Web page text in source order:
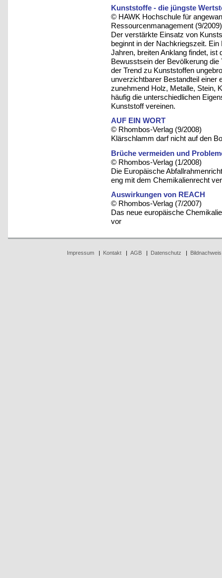
Kunststoffe - die jüngste
© HAWK Hochschule für
Ressourcenmanagement (9/2009)
Der verstärkte Einsatz von
beginnt in der Nachkriegszeit.
Jahren, breiten Anklang findet,
Bewusstsein der Bevölkerung
der Trend zu Kunststoffen
unverzichtbarer Bestandteil einer
zunehmend Holz, Metalle, Stein,
häufig die unterschiedlichen
Kunststoff vereinen.
AUF EIN WORT
© Rhombos-Verlag (9/2008)
Klärschlamm darf nicht auf den
Brüche vermeiden und
© Rhombos-Verlag (1/2008)
Die Europäische
eng mit dem Chemikalienrecht
Auswirkungen von REACH
© Rhombos-Verlag (7/2007)
Das neue europäische
vor
Impressum| Kontakt| AGB| Datenschutz Bildnachweis